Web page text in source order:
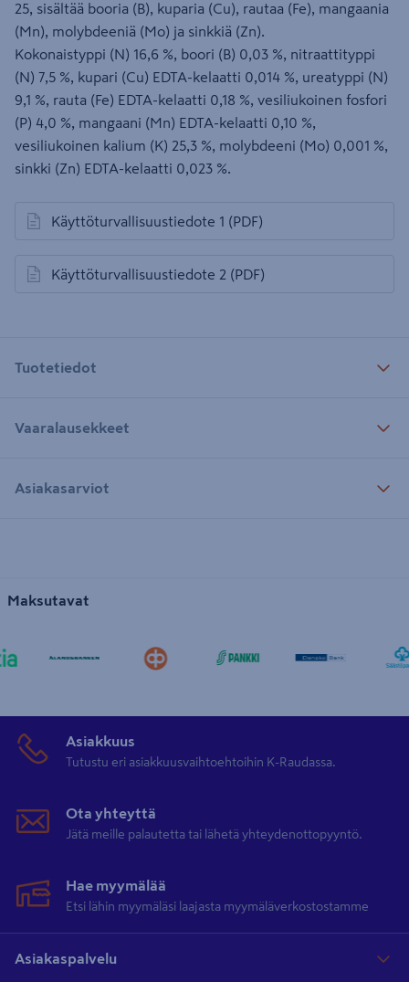
25, sisältää booria (B), kuparia (Cu), rautaa (Fe), mangaania
(Mn), molybdeeniä (Mo) ja sinkkiä (Zn).
Kokonaistyppi (N) 16,6 %, boori (B) 0,03 %, nitraattityppi
(N) 7,5 %, kupari (Cu) EDTA-kelaatti 0,014 %, ureatyppi (N)
9,1 %, rauta (Fe) EDTA-kelaatti 0,18 %, vesiliukoinen fosfori
(P) 4,0 %, mangaani (Mn) EDTA-kelaatti 0,10 %,
vesiliukoinen kalium (K) 25,3 %, molybdeeni (Mo) 0,001 %,
sinkki (Zn) EDTA-kelaatti 0,023 %.
Käyttöturvallisuustiedote 1 (PDF)
avautuu uuteen välilehteen
Käyttöturvallisuustiedote 2 (PDF)
avautuu uuteen välilehteen
Tuotetiedot
Vaaralausekkeet
Asiakasarviot
Maksutavat
Asiakkuus
Tutustu eri asiakkuusvaihtoehtoihin K-Raudassa.
Ota yhteyttä
Jätä meille palautetta tai lähetä yhteydenottopyyntö.
Hae myymälää
Etsi lähin myymäläsi laajasta myymäläverkostostamme
Asiakaspalvelu